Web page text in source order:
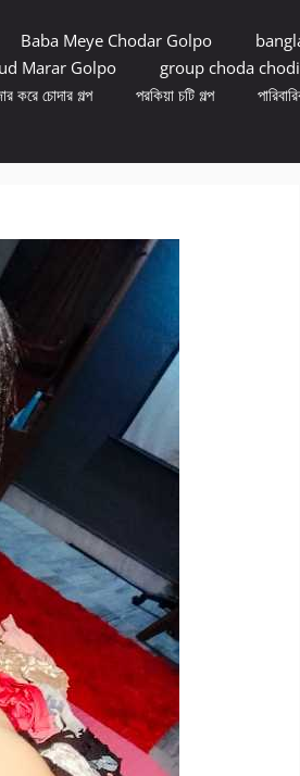
Baba Meye Chodar Golpo
Marar Golpo group choda chodi
করে চোদার গল্প পরকিয়া চটি গল্প